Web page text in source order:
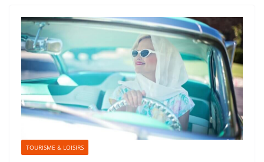
TOURISME & LOISIRS